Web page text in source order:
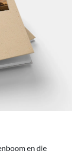
en die